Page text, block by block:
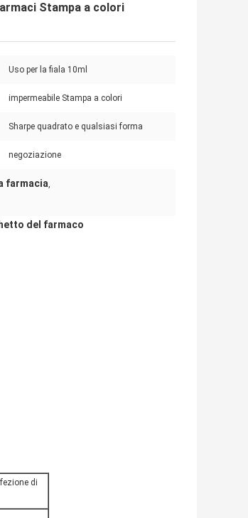
Stampa a colori
Uso per la fiala 10ml
impermeabile Stampa a colori
Sharpe quadrato e qualsiasi forma
negoziazione
farmacia,
del farmaco
di